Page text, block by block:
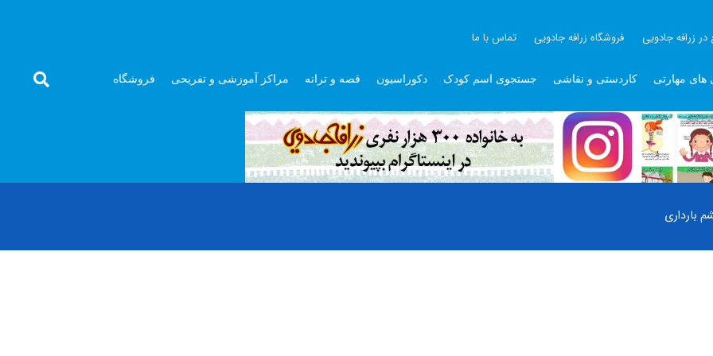
در زرافه جادویی فروشگاه زرافه جادویی تماس با ما
های مهارتی کاردستی و نقاشی جستجوی اسم کودک دکوراسیون قصه و ترانه مراکز آموزشی و تفریحی فروشگاه
بارداری